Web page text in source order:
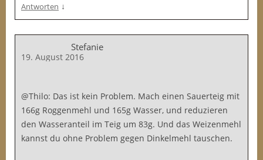
Antworten ↓
Stefanie
19. August 2016
@Thilo: Das ist kein Problem. Mach einen Sauerteig mit
166g Roggenmehl und 165g Wasser, und reduzieren
den Wasseranteil im Teig um 83g. Und das Weizenmehl
kannst du ohne Problem gegen Dinkelmehl tauschen.